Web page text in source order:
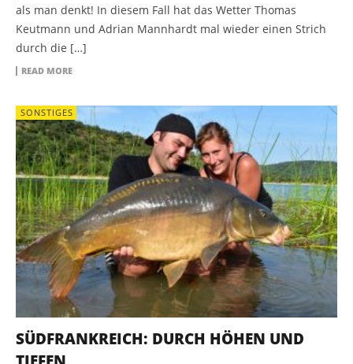
als man denkt! In diesem Fall hat das Wetter Thomas
Keutmann und Adrian Mannhardt mal wieder einen Strich
durch die […]
READ MORE
SONSTIGES
SÜDFRANKREICH: DURCH HÖHEN UND